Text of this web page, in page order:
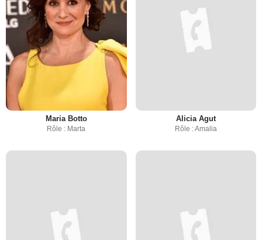
Maria Botto
Rôle : Marta
Alicia Agut
Rôle : Amalia